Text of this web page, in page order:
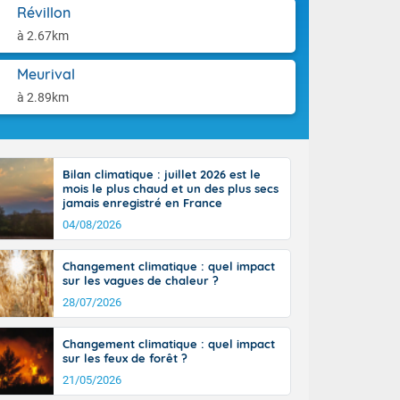
Révillon
à 2.67km
Meurival
à 2.89km
8 à 13
26 sur le
le sud-
Bilan climatique : juillet 2026 est le
mois le plus chaud et un des plus secs
jamais enregistré en France
04/08/2026
Changement climatique : quel impact
sur les vagues de chaleur ?
28/07/2026
Changement climatique : quel impact
sur les feux de forêt ?
21/05/2026